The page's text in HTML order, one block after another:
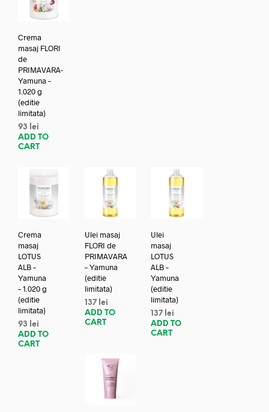
Crema
masaj FLORI
de
PRIMAVARA-
Yamuna –
1.020 g
(editie
limitata)
93
lei
ADD TO
CART
Crema
masaj
LOTUS
ALB –
Yamuna
– 1.020 g
(editie
limitata)
93
lei
ADD TO
CART
Ulei masaj
FLORI de
PRIMAVARA
– Yamuna
(editie
limitata)
137 lei
ADD TO
CART
Ulei
masaj
LOTUS
ALB –
Yamuna
(editie
limitata)
137 lei
ADD TO
CART